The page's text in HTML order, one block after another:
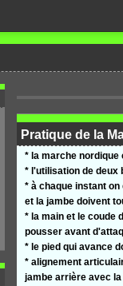
Pratique de la
* la marche
* l'utilisation de deux
* à chaque instant
et la jambe doivent
* la main et le coude
pousser avant
* le pied qui avance
* alignement
jambe arrière avec